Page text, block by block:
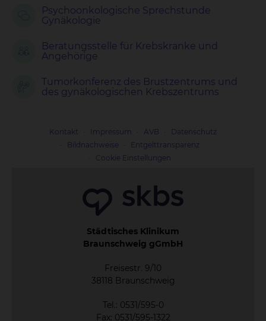
Psychoonkologische Sprechstunde
Gynäkologie
Beratungsstelle für Krebskranke und
Angehörige
Tumorkonferenz des Brustzentrums und
des gynäkologischen Krebszentrums
Kontakt Impressum AVB
Datenschutz
Bildnachweise
Entgelttransparenz
Cookie Einstellungen
Städtisches Klinikum
Braunschweig gGmbH
Freisestr. 9/10
38118 Braunschweig
Tel.: 0531/595-0
Fax: 0531/595-1322